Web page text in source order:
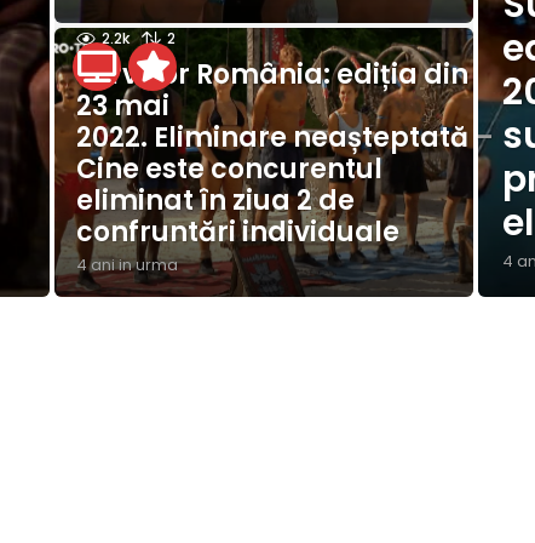
i
u
r
m
a
2.2k 2
Survivor România: ediția din
23 mai
2022. Eliminare neașteptată –
Cine este concurentul
eliminat în ziua 2 de
confruntări individuale
4 ani in urma4
a
4